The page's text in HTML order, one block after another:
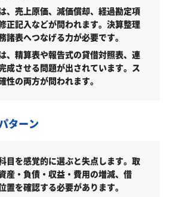
、売上原価、減価償却、経過勘定項
正記入などが問われます。決算整理
諸表へつなげる力が必要です。
、精算表や報告式の貸借対照表、連
成させる問題が出されています。ス
性の両方が問われます。
ターン
目を感覚的に選ぶと失点します。取
産・負債・収益・費用の増減、借
置を確認する必要があります。